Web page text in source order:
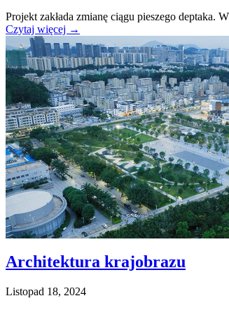
Projekt zakłada zmianę ciągu pieszego deptaka.
Czytaj więcej →
Architektura krajobrazu
Listopad 18, 2024